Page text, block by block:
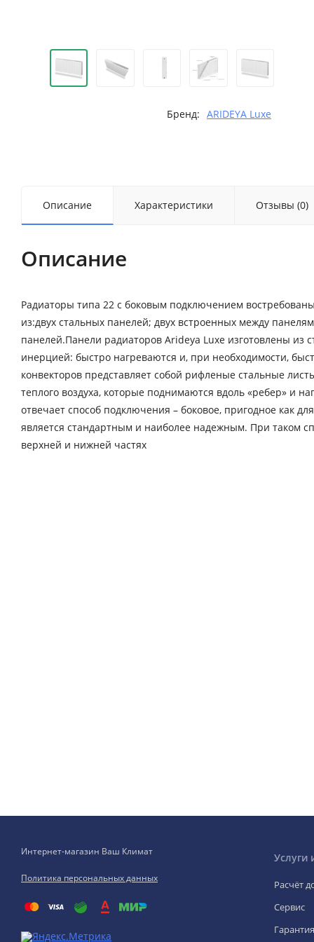
Бренд: ARIDEYA Luxe
Описание Характеристики Отзывы (0)
Описание
Радиаторы типа 22 с боковым подключением
из:двух стальных панелей; двух встроенных между
панелей.Панели радиаторов Arideya Luxe изготовлены
инерцией: быстро нагреваются и, при необходимости,
конвекторов представляет собой рифленые стальные
теплого воздуха, которые поднимаются вдоль «ребер» и
отвечает способ подключения – боковое, пригодное как
является стандартным и наиболее надежным. При таком
верхней и нижней частях
Интернет-магазин Ваш Климат
Политика персональных данных
Услуги
Расчёт
Сервис
Гарантия